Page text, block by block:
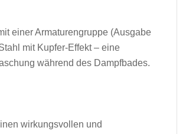
einer Armaturengruppe (Ausgabe
mit Kupfer-Effekt – eine
während des Dampfbades.
wirkungsvollen und